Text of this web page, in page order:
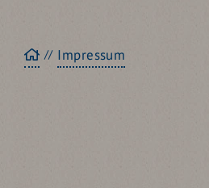
Startseite
Impressum